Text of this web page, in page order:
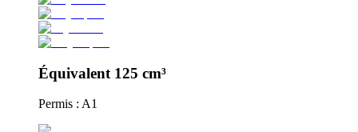
Équivalent 125 cm³
Permis : A1